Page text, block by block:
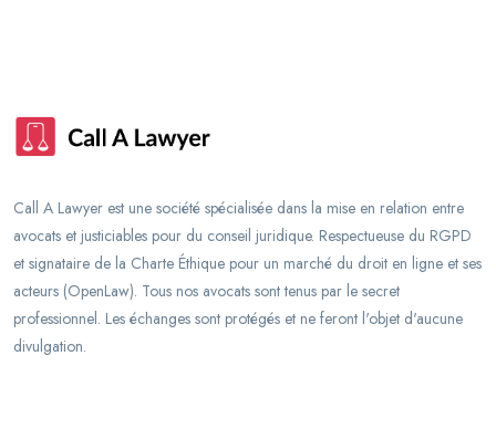
Call A Lawyer est une société spécialisée dans la mise en relation entre
avocats et justiciables pour du conseil juridique. Respectueuse du RGPD
et signataire de la Charte Éthique pour un marché du droit en ligne et ses
acteurs (OpenLaw). Tous nos avocats sont tenus par le secret
professionnel. Les échanges sont protégés et ne feront l'objet d'aucune
divulgation.